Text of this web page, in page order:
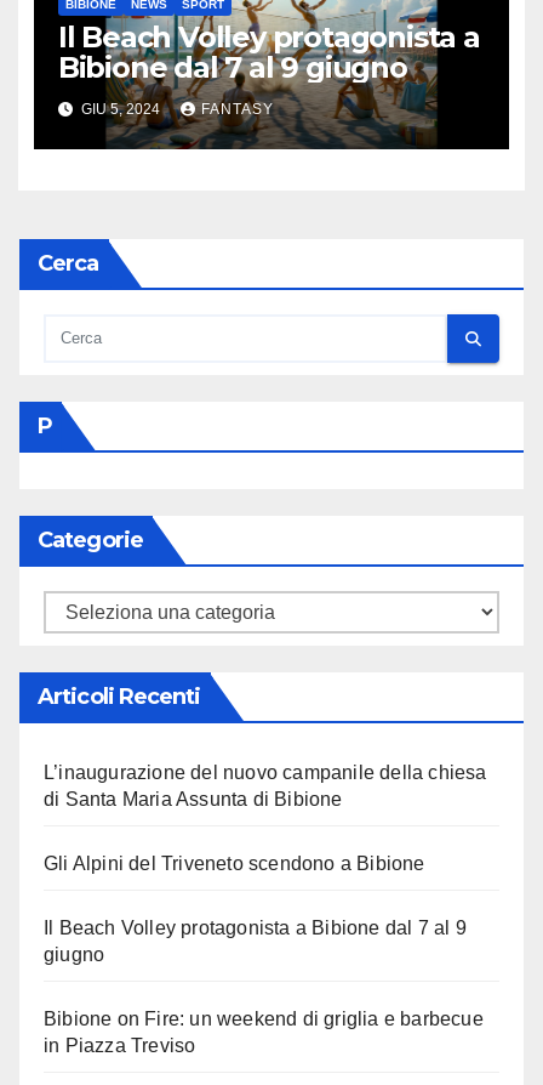
BIBIONE NEWS SPORT
Il Beach Volley protagonista a
Bibione dal 7 al 9 giugno
GIU 5, 2024 FANTASY
Cerca
P
Categorie
Categorie
Articoli Recenti
L’inaugurazione del nuovo campanile della chiesa
di Santa Maria Assunta di Bibione
Gli Alpini del Triveneto scendono a Bibione
Il Beach Volley protagonista a Bibione dal 7 al 9
giugno
Bibione on Fire: un weekend di griglia e barbecue
in Piazza Treviso